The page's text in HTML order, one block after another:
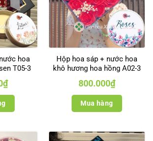
hoa
T05-3
₫
Hộp hoa sáp + nước hoa
khô hương hoa hồng A02-3
800.000₫
Mua hàng